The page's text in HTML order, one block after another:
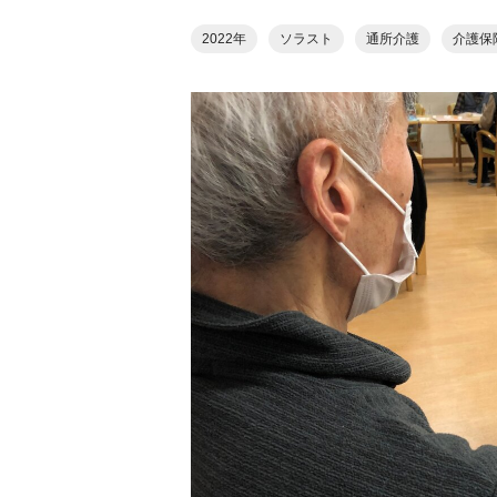
2022年 ソラスト 通所介護 介護保